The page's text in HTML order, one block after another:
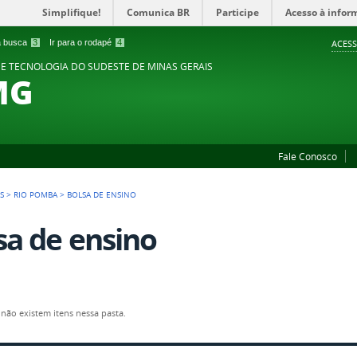
busca 3 Ir para o rodapé 4
Simplifique! Comunica BR Participe Acesso à
TECNOLOGIA DO SUDESTE DE MINAS GERAIS
Fale Conosco
> RIO POMBA > BOLSA DE ENSINO
de ensino
existem itens nessa pasta.